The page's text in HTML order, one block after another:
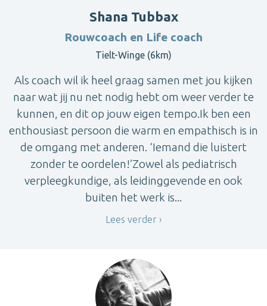
Shana Tubbax
Rouwcoach en Life coach
Tielt-Winge (6km)
Als coach wil ik heel graag samen met jou kijken
naar wat jij nu net nodig hebt om weer verder te
kunnen, en dit op jouw eigen tempo.Ik ben een
enthousiast persoon die warm en empathisch is in
de omgang met anderen. ‘Iemand die luistert
zonder te oordelen!’Zowel als pediatrisch
verpleegkundige, als leidinggevende en ook
buiten het werk is...
Lees verder